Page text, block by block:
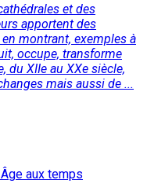
et des
apportent des
montrant, exemples à
occupe, transforme
du XIIe au XXe siècle,
mais aussi de ...
aux temps